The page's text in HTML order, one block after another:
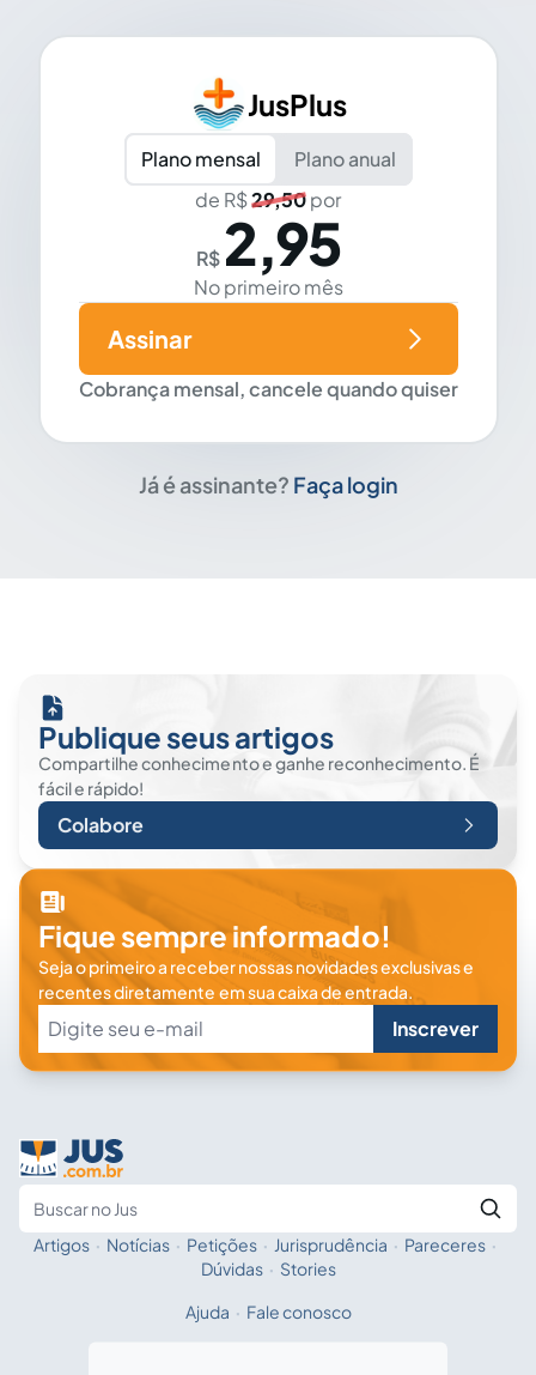
JusPlus
Plano mensal
Plano anual
de R$29,50por
R$ 2,95
No primeiro mês
Cobrança mensal, cancele quando quiser
Assinar
Já é assinante? Faça login
Publique seus artigos
Compartilhe conhecimento e ganhe reconhecimento. É
fácil e rápido!
Colabore
Fique sempre informado!
Seja o primeiro a receber nossas novidades exclusivas e
recentes diretamente em sua caixa de entrada.
Inscrever
Fale com a IA
Artigos · Notícias · Petições · Jurisprudência · Pareceres ·
Dúvidas · Stories
Ajuda · Fale conosco